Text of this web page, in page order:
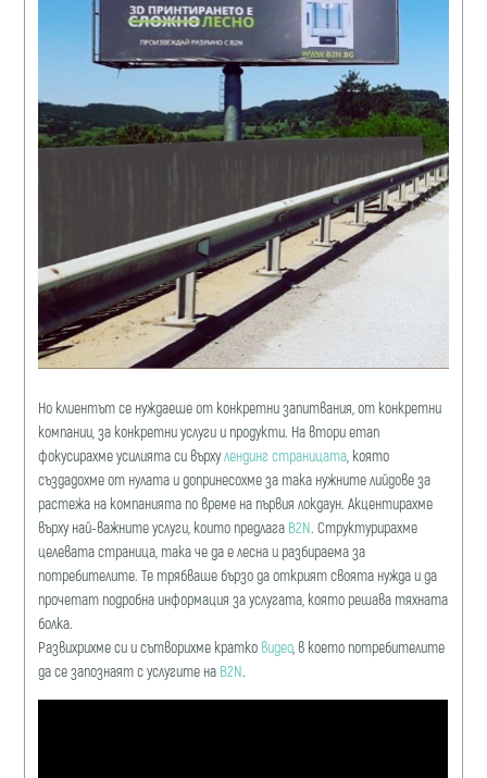
Но клиентът се нуждаеше от конкретни запитвания, от конкретни
компании, за конкретни услуги и продукти. На втори етап
фокусирахме усилията си върхулендинг страницата , която
създадохме от нулата и допринесохме за така нужните лийдове за
растежа на компанията по време на първия локдаун. Акцентирахме
върху най-важните услуги, които предлага B2N. Структурирахме
целевата страница, така че да е лесна и разбираема за
потребителите. Те трябваше бързо да открият своята нужда и да
прочетат подробна информация за услугата, която решава тяхната
болка.
Развихрихме си и сътворихме кратко видео, в което потребителите
да се запознаят с услугите на B2N.